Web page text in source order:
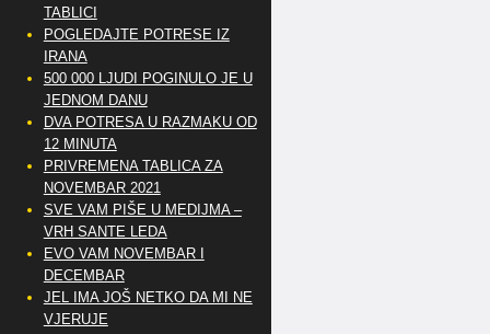
TABLICI
POGLEDAJTE POTRESE IZ
IRANA
500 000 LJUDI POGINULO JE U
JEDNOM DANU
DVA POTRESA U RAZMAKU OD
12 MINUTA
PRIVREMENA TABLICA ZA
NOVEMBAR 2021
SVE VAM PIŠE U MEDIJMA –
VRH SANTE LEDA
EVO VAM NOVEMBAR I
DECEMBAR
JEL IMA JOŠ NETKO DA MI NE
VJERUJE